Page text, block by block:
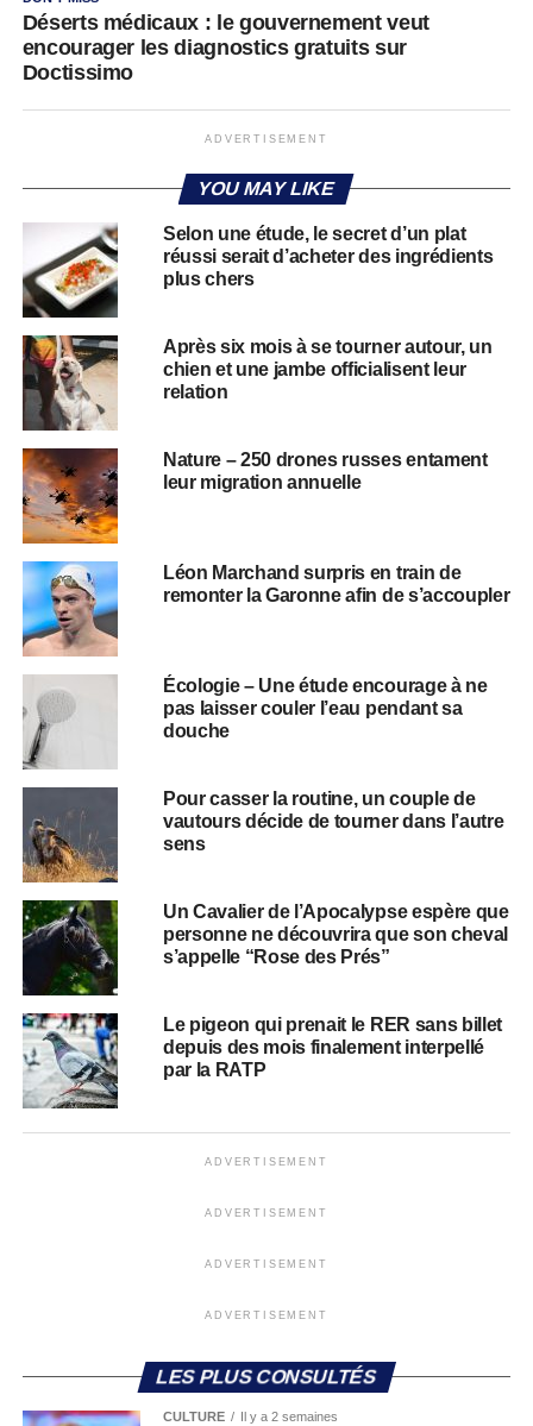
Déserts médicaux : le gouvernement veut
encourager les diagnostics gratuits sur
Doctissimo
ADVERTISEMENT
YOU MAY LIKE
Selon une étude, le secret d’un plat
réussi serait d’acheter des ingrédients
plus chers
Après six mois à se tourner autour, un
chien et une jambe officialisent leur
relation
Nature – 250 drones russes entament
leur migration annuelle
Léon Marchand surpris en train de
remonter la Garonne afin de s’accoupler
Écologie – Une étude encourage à ne
pas laisser couler l’eau pendant sa
douche
Pour casser la routine, un couple de
vautours décide de tourner dans l’autre
sens
Un Cavalier de l’Apocalypse espère que
personne ne découvrira que son cheval
s’appelle “Rose des Prés”
Le pigeon qui prenait le RER sans billet
depuis des mois finalement interpellé
par la RATP
ADVERTISEMENT
ADVERTISEMENT
ADVERTISEMENT
ADVERTISEMENT
LES PLUS CONSULTÉS
CULTURE Il y a 2 semaines